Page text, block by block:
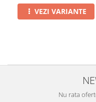
VEZI VARIANTE
Nu rata